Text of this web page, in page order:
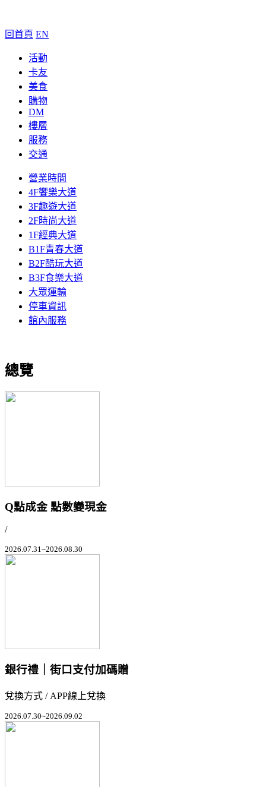
回首頁 EN
活動
卡友
美食
購物
DM
樓層
服務
交通
營業時間
4F饗樂大道
3F趣遊大道
2F時尚大道
1F經典大道
B1F青春大道
B2F酷玩大道
B3F食樂大道
大眾運輸
停車資訊
館內服務
總覽
Q點成金 點數變現金
/
2026.07.31~2026.08.30
銀行禮｜街口支付加碼贈
兌換方式 / APP線上兌換
2026.07.30~2026.09.02